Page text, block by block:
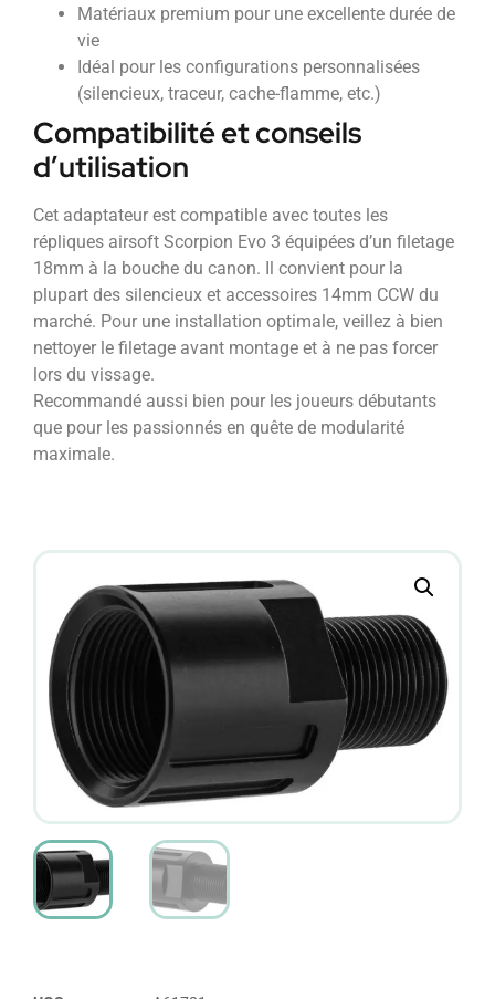
Matériaux premium pour une excellente durée de
vie
Idéal pour les configurations personnalisées
(silencieux, traceur, cache-flamme, etc.)
Compatibilité et conseils
d’utilisation
Cet adaptateur est compatible avec toutes les
répliques airsoft Scorpion Evo 3 équipées d’un filetage
18mm à la bouche du canon. Il convient pour la
plupart des silencieux et accessoires 14mm CCW du
marché. Pour une installation optimale, veillez à bien
nettoyer le filetage avant montage et à ne pas forcer
lors du vissage.
Recommandé aussi bien pour les joueurs débutants
que pour les passionnés en quête de modularité
maximale.